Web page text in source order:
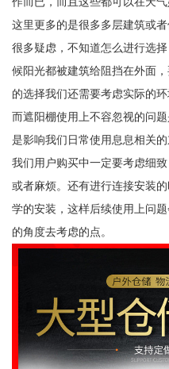
这里更多的是很多多层建筑或
很多疑虑，不知道怎么进行选
候阳光都被建筑给阻挡在外面
的选择我们还需要考虑实际的环
而遮阳棚使用上不容忽视的问
是影响我们日常使用息息相关
我们用户购买中一定要考虑细
或者麻烦。还有进行连接安装
学的安装，这样后续使用上问
的角度去考虑的点。